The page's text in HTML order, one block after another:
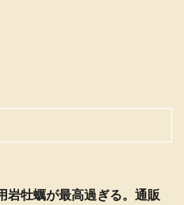
岩牡蠣が最高過ぎる。通販